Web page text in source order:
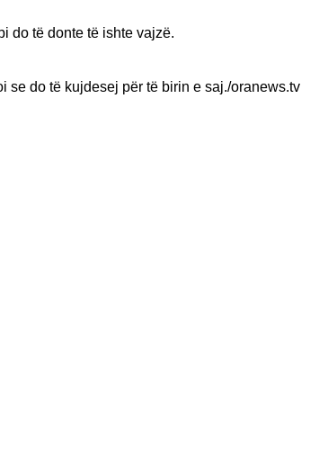
do të donte të ishte vajzë.
se do të kujdesej për të birin e saj./oranews.tv